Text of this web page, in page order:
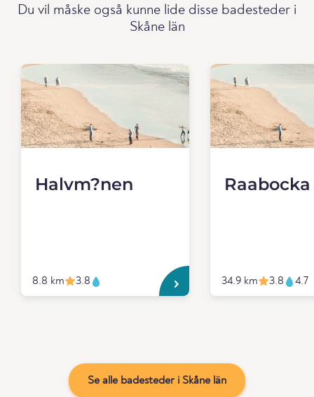
Du vil måske også kunne lide disse badesteder i
Skåne län
Halvm?nen
8.8 km 3.8
Raabocka
34.9 km 3.8 4.7
Se alle badesteder i Skåne län